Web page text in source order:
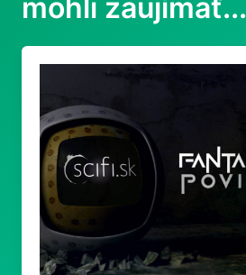
mohli zaujímať...